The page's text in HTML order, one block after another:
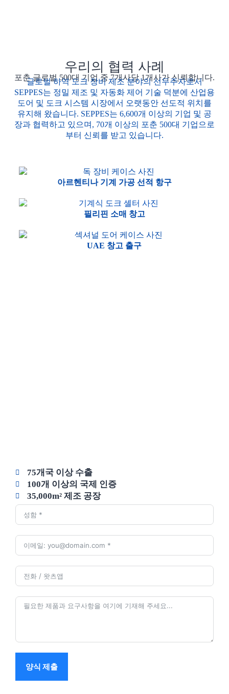
우리의 협력 사례
포춘 글로벌 500대 기업 중 7개사당 1개사가 신뢰합니다.
글로벌 하역 도크 장비 제조 분야의 선두주자로서
SEPPES는 정밀 제조 및 자동화 제어 기술 덕분에 산업용
도어 및 도크 시스템 시장에서 오랫동안 선도적 위치를
유지해 왔습니다. SEPPES는 6,600개 이상의 기업 및 공
장과 협력하고 있으며, 70개 이상의 포춘 500대 기업으로
부터 신뢰를 받고 있습니다.
아르헨티나 기계 가공 선적 항구
필리핀 소매 창고
UAE 창고 출구
75개국 이상 수출
100개 이상의 국제 인증
35,000m² 제조 공장
양식 제출